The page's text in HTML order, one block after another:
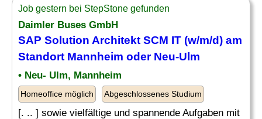
Job gestern bei StepStone gefunden
Daimler Buses GmbH
SAP Solution Architekt SCM IT (w/m/d) am
Standort Mannheim oder Neu-Ulm
• Neu- Ulm, Mannheim
Homeoffice möglich Abgeschlossenes Studium
[. .. ] sowie vielfältige und spannende Aufgaben mit